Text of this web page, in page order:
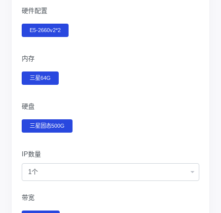
硬件配置
E5-2660v2*2
内存
三星64G
硬盘
三星固态500G
IP数量
1个
带宽